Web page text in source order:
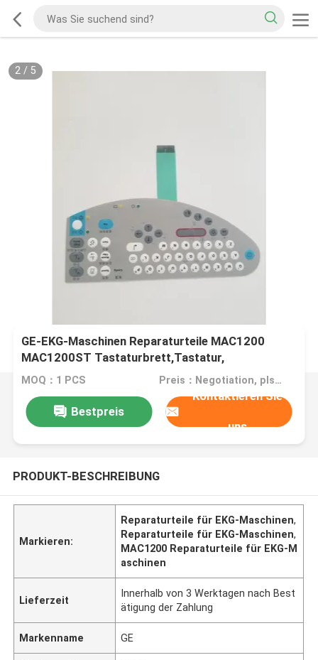
2/ 5
GE-EKG-Maschinen Reparaturteile MAC1200
MAC1200ST Tastaturbrett,Tastatur,
Tastaturplatte, Tastatur, Membranschalter
MOQ：1 PCS Preis：Negotiation, pls contact me
Bestpreis
Kontaktieren Sie
uns
PRODUKT-BESCHREIBUNG
Markieren:
Reparaturteile für EKG-Maschinen,
Reparaturteile für EKG-Maschinen,
MAC1200 Reparaturteile für EKG-M
aschinen
Lieferzeit
Innerhalb von 3 Werktagen nach Best
ätigung der Zahlung
Markenname GE